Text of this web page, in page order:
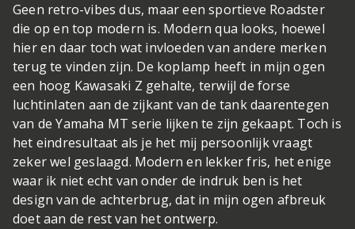
Geen retro-vibes dus, maar een sportieve Roadster
die op en top modern is. Modern qua looks, hoewel
hier en daar toch wat invloeden van andere merken
terug te vinden zijn. De koplamp heeft in mijn ogen
een hoog Kawasaki Z gehalte, terwijl de forse
luchtinlaten aan de zijkant van de tank daarentegen
van de Yamaha MT serie lijken te zijn gekaapt. Toch is
het eindresultaat als je het mij persoonlijk vraagt
zeker wel geslaagd. Modern en lekker fris, het enige
waar ik niet echt van onder de indruk ben is het
design van de achterbrug, dat in mijn ogen afbreuk
doet aan de rest van het ontwerp.